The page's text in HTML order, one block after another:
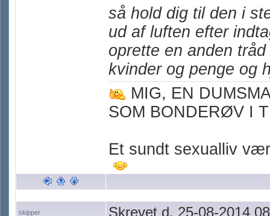
så hold dig til den i
ud af luften efter
oprette en anden
kvinder og penge og
MIG, EN
SOM BONDERØV I
Et sundt sexualliv
skipper Skrevet d. 25-08-2014